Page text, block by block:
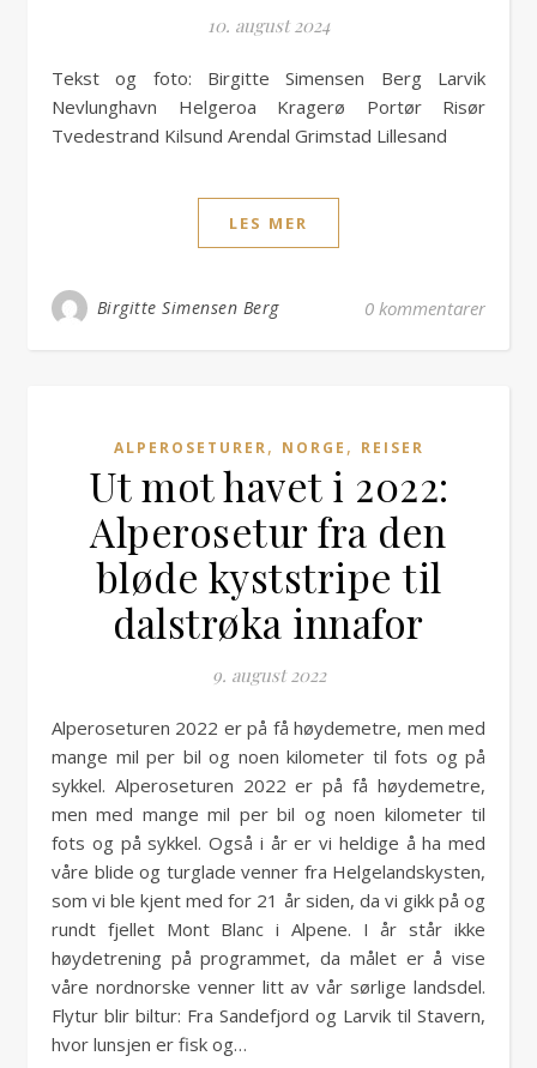
10. august 2024
Tekst og foto: Birgitte Simensen Berg Larvik
Nevlunghavn Helgeroa Kragerø Portør Risør
Tvedestrand Kilsund Arendal Grimstad Lillesand
LES MER
Birgitte Simensen Berg 0 kommentarer
ALPEROSETURER, NORGE , REISER
Ut mot havet i 2022:
Alperosetur fra den
bløde kyststripe til
dalstrøka innafor
9. august 2022
Alperoseturen 2022 er på få høydemetre, men med
mange mil per bil og noen kilometer til fots og på
sykkel. Alperoseturen 2022 er på få høydemetre,
men med mange mil per bil og noen kilometer til
fots og på sykkel. Også i år er vi heldige å ha med
våre blide og turglade venner fra Helgelandskysten,
som vi ble kjent med for 21 år siden, da vi gikk på og
rundt fjellet Mont Blanc i Alpene. I år står ikke
høydetrening på programmet, da målet er å vise
våre nordnorske venner litt av vår sørlige landsdel.
Flytur blir biltur: Fra Sandefjord og Larvik til Stavern,
hvor lunsjen er fisk og…